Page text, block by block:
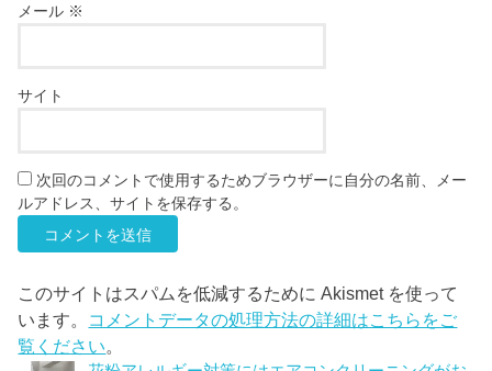
メール ※
サイト
次回のコメントで使用するためブラウザーに自分の名前、メー
ルアドレス、サイトを保存する。
このサイトはスパムを低減するために Akismet を使って
います。 コメントデータの処理方法の詳細はこちらをご
覧ください。